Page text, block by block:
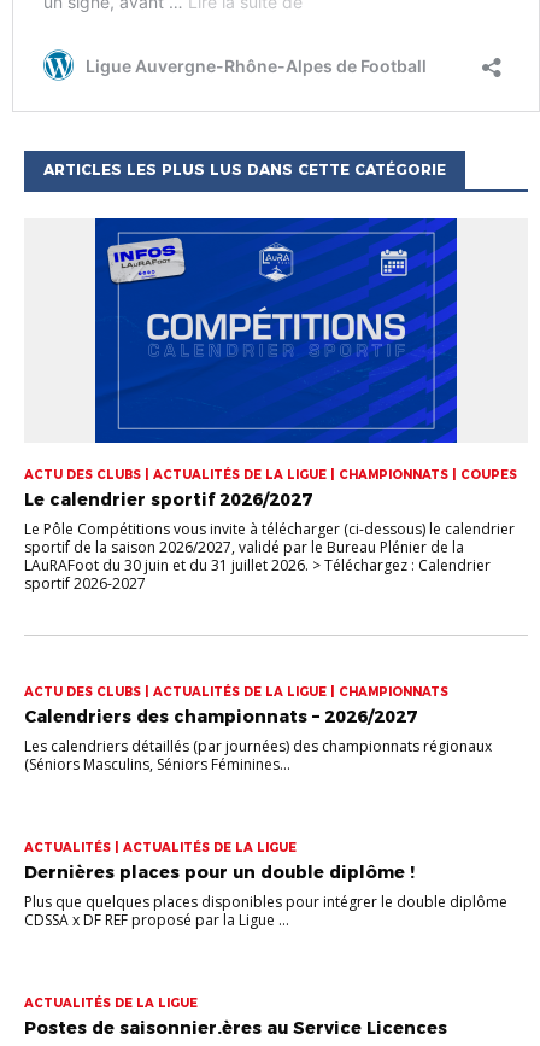
ARTICLES LES PLUS LUS DANS CETTE CATÉGORIE
ACTU DES CLUBS | ACTUALITÉS DE LA LIGUE | CHAMPIONNATS | COUPES
Le calendrier sportif 2026/2027
Le Pôle Compétitions vous invite à télécharger (ci-dessous) le calendrier
sportif de la saison 2026/2027, validé par le Bureau Plénier de la
LAuRAFoot du 30 juin et du 31 juillet 2026. > Téléchargez : Calendrier
sportif 2026-2027
ACTU DES CLUBS | ACTUALITÉS DE LA LIGUE | CHAMPIONNATS
Calendriers des championnats – 2026/2027
Les calendriers détaillés (par journées) des championnats régionaux
(Séniors Masculins, Séniors Féminines...
ACTUALITÉS | ACTUALITÉS DE LA LIGUE
Dernières places pour un double diplôme !
Plus que quelques places disponibles pour intégrer le double diplôme
CDSSA x DF REF proposé par la Ligue ...
ACTUALITÉS DE LA LIGUE
Postes de saisonnier.ères au Service Licences